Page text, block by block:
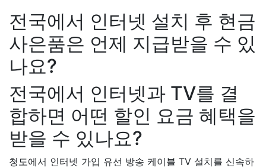
전국에서 인터넷 설치 후 현금
사은품은 언제 지급받을 수 있
나요?
전국에서 인터넷과 TV를 결
합하면 어떤 할인 요금 혜택을
받을 수 있나요?
청도에서 인터넷 가입 유선 방송 케이블 TV 설치를 신속하